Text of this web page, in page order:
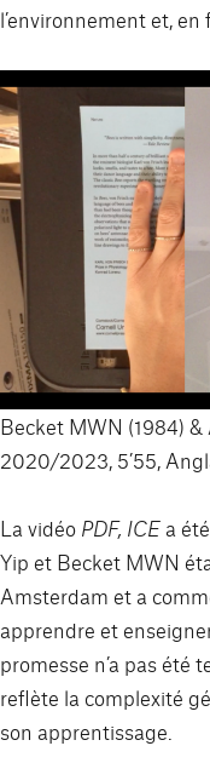
l’environnement et,
Becket MWN (1984) &
2020/2023, 5’55,
La vidéo PDF, ICE a
Yip et Becket MWN
Amsterdam et a
apprendre et
promesse n’a pas été
reflète la complexité
son apprentissage.